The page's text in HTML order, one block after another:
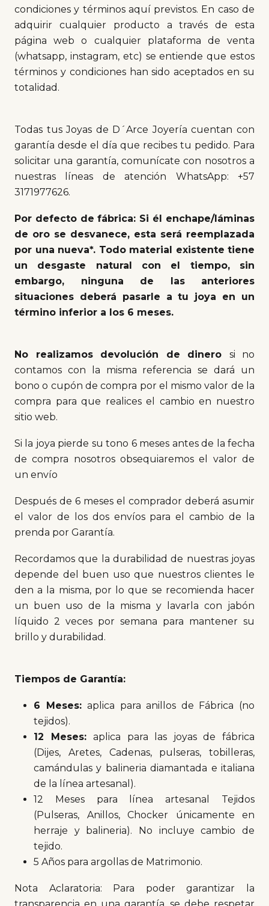
condiciones y términos aquí previstos. En caso de
adquirir cualquier producto a través de esta
página web o cualquier plataforma de venta
(whatsapp, instagram, etc) se entiende que estos
términos y condiciones han sido aceptados en su
totalidad.
Todas tus Joyas de D´Arce Joyería cuentan con
garantía desde el día que recibes tu pedido. Para
solicitar una garantía, comunícate con nosotros a
nuestras líneas de atención WhatsApp: +57
3171977626.
Por defecto de fábrica: Si él enchape/láminas
de oro se desvanece, esta será reemplazada
por una nueva*. Todo material existente tiene
un desgaste natural con el tiempo, sin
embargo, ninguna de las anteriores
situaciones deberá pasarle a tu joya en un
término inferior a los 6 meses.
No realizamos devolución de dinero si no
contamos con la misma referencia se dará un
bono o cupón de compra por el mismo valor de la
compra para que realices el cambio en nuestro
sitio web.
Si la joya pierde su tono 6 meses antes de la fecha
de compra nosotros obsequiaremos el valor de
un envío
Después de 6 meses el comprador deberá asumir
el valor de los dos envíos para el cambio de la
prenda por Garantía.
Recordamos que la durabilidad de nuestras joyas
depende del buen uso que nuestros clientes le
den a la misma, por lo que se recomienda hacer
un buen uso de la misma y lavarla con jabón
líquido 2 veces por semana para mantener su
brillo y durabilidad.
Tiempos de Garantía:
6 Meses:aplica para anillos de Fábrica (no
tejidos).
12 Meses:aplica para las joyas de fábrica
(Dijes, Aretes, Cadenas, pulseras, tobilleras,
camándulas y balineria diamantada e italiana
de la línea artesanal).
12 Meses para línea artesanal Tejidos
(Pulseras, Anillos, Chocker únicamente en
herraje y balineria). No incluye cambio de
tejido.
5 Años para argollas de Matrimonio.
Nota Aclaratoria: Para poder garantizar la